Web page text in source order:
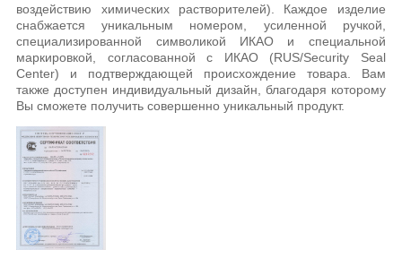
воздействию химических растворителей). Каждое изделие
снабжается уникальным номером, усиленной ручкой,
специализированной символикой ИКАО и специальной
маркировкой, согласованной с ИКАО (RUS/Security Seal
Center) и подтверждающей происхождение товара. Вам
также доступен индивидуальный дизайн, благодаря которому
Вы сможете получить совершенно уникальный продукт.